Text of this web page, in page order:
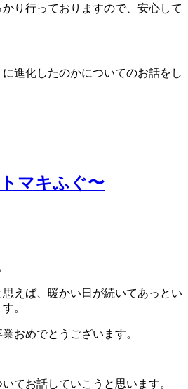
り行っておりますので、安心して
進化したのかについてのお話をし
マキふぐ〜
えば、暖かい日が続いてあっとい
。
おめでとうございます。
てお話していこうと思います。